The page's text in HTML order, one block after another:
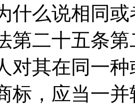
什么说相同
第二十五条
对其在同一
标，应当一